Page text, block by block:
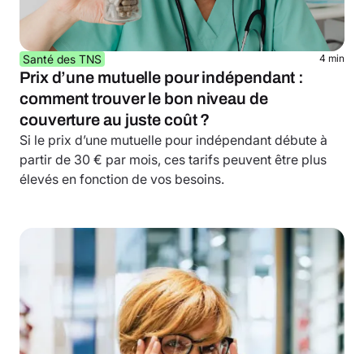
Santé des TNS 4 min
Prix d’une mutuelle pour indépendant :
comment trouver le bon niveau de
couverture au juste coût ?
Si le prix d’une mutuelle pour indépendant débute à
partir de 30 € par mois, ces tarifs peuvent être plus
élevés en fonction de vos besoins.